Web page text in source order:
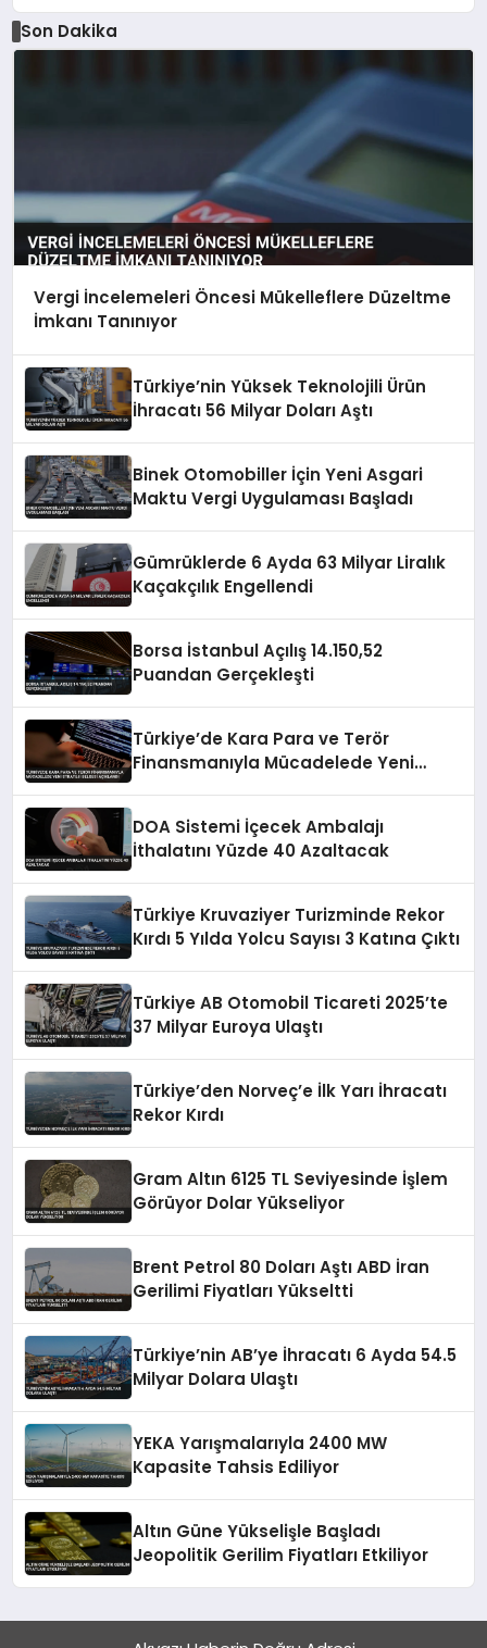
Son Dakika
Vergi İncelemeleri Öncesi Mükelleflere Düzeltme
İmkanı Tanınıyor
Türkiye’nin Yüksek Teknolojili Ürün
İhracatı 56 Milyar Doları Aştı
Binek Otomobiller İçin Yeni Asgari
Maktu Vergi Uygulaması Başladı
Gümrüklerde 6 Ayda 63 Milyar Liralık
Kaçakçılık Engellendi
Borsa İstanbul Açılış 14.150,52
Puandan Gerçekleşti
Türkiye’de Kara Para ve Terör
Finansmanıyla Mücadelede Yeni
DOA Sistemi İçecek Ambalajı
İthalatını Yüzde 40 Azaltacak
Türkiye Kruvaziyer Turizminde Rekor
Kırdı 5 Yılda Yolcu Sayısı 3 Katına Çıktı
Türkiye AB Otomobil Ticareti 2025’te
37 Milyar Euroya Ulaştı
Türkiye’den Norveç’e İlk Yarı İhracatı
Rekor Kırdı
Gram Altın 6125 TL Seviyesinde İşlem
Görüyor Dolar Yükseliyor
Brent Petrol 80 Doları Aştı ABD İran
Gerilimi Fiyatları Yükseltti
Türkiye’nin AB’ye İhracatı 6 Ayda 54.5
Milyar Dolara Ulaştı
YEKA Yarışmalarıyla 2400 MW
Kapasite Tahsis Ediliyor
Altın Güne Yükselişle Başladı
Jeopolitik Gerilim Fiyatları Etkiliyor